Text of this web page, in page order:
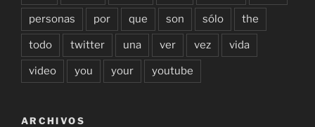
personas por que son sólo the
todo twitter una ver vez vida
video you your youtube
ARCHIVOS